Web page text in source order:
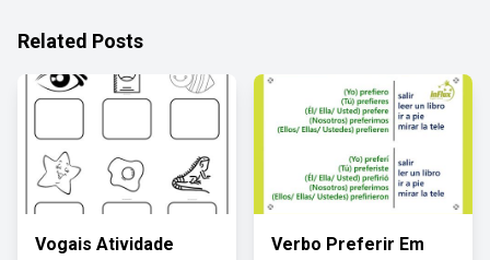
Related Posts
Vogais Atividade Verbo Preferir Em